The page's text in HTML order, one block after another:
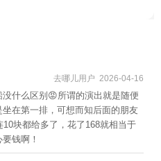
物馆+宋夹城
书旧址+高邮
夜唯美扬州
州清池温泉
星赛车场+扬
夫球场+扬州
去哪儿用户 2026-04-16
什么区别😡所谓的演出就是随便
在第一排，可想而知后面的朋友
块都给多了，花了168就相当于
钱啊！